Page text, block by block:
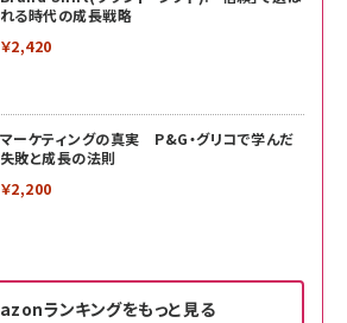
れる時代の成長戦略
￥2,420
マーケティングの真実 P&G・グリコで学んだ
失敗と成長の法則
￥2,200
ランキングをもっと見る